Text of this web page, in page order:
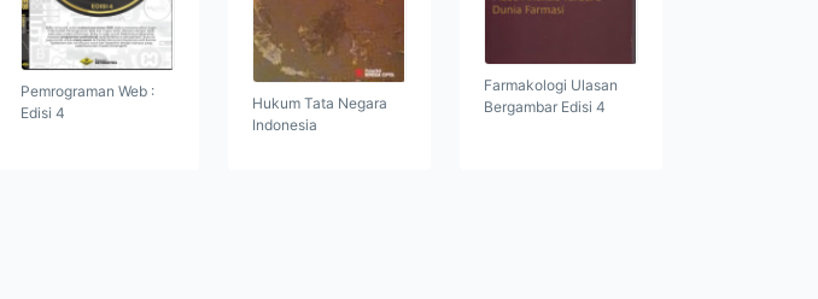
Pemrograman Web :
Edisi 4
Hukum Tata Negara
Indonesia
Farmakologi Ulasan
Bergambar Edisi 4